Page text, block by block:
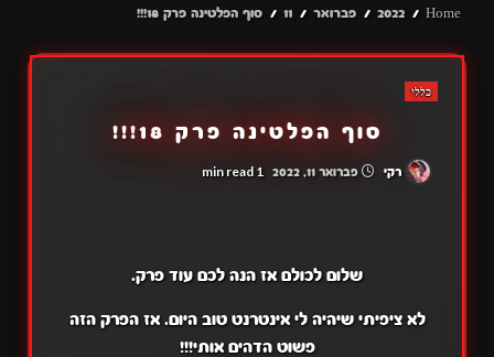
Home
2022 פברואר 11 סוף הפלטינה פרק 18!!!
כללי
סוף הפלטינה פרק 18!!!
רקי פברואר 11, 2022 1 min read
שלום לכולם אז הנה לכם עוד פרק.
לא ציפיתי שיהיה לי אינטרנט טוב היום. אז הפרק הזה
פשוט הדהים אותי!!!